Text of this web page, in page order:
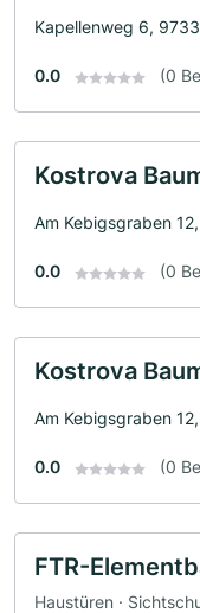
Kapellenweg 6,
0.0 (0
Kostrova
Am Kebigsgraben
0.0 (0
Kostrova
Am Kebigsgraben
0.0 (0
FTR-
Haustüren ·